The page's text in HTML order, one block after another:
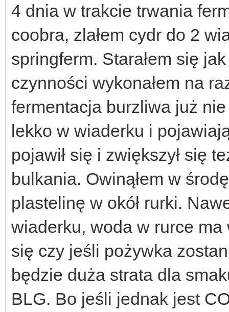
4 dnia w trakcie trwania
coobra, zlałem cydr do 2
springferm. Starałem się
czynności wykonałem na
fermentacja burzliwa już
lekko w wiaderku i
pojawił się i zwiększył się
bulkania. Owinąłem w
plastelinę w okół rurki.
wiaderku, woda w rurce
się czy jeśli pożywka
będzie duża strata dla
BLG. Bo jeśli jednak jest